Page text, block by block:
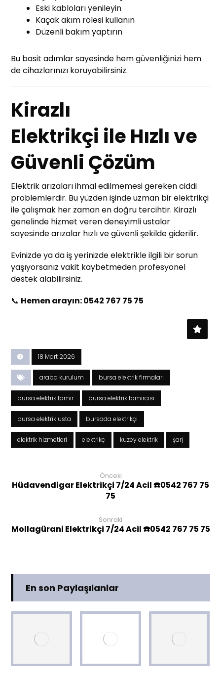
Eski kabloları yenileyin
Kaçak akım rölesi kullanın
Düzenli bakım yaptırın
Bu basit adımlar sayesinde hem güvenliğinizi hem
de cihazlarınızı koruyabilirsiniz.
Kirazlı
Elektrikçi ile Hızlı ve
Güvenli Çözüm
Elektrik arızaları ihmal edilmemesi gereken ciddi
problemlerdir. Bu yüzden işinde uzman bir elektrikçi
ile çalışmak her zaman en doğru tercihtir. Kirazlı
genelinde hizmet veren deneyimli ustalar
sayesinde arızalar hızlı ve güvenli şekilde giderilir.
Evinizde ya da iş yerinizde elektrikle ilgili bir sorun
yaşıyorsanız vakit kaybetmeden profesyonel
destek alabilirsiniz.
📞 Hemen arayın: 0542 767 75 75
18 Mart 2026
araba kurulum bursa elektrik firmaları
bursa elektrik tamir bursa elektrik tamircisi
bursa elektrik usta bursada elektrikçi
elektrik hizmetleri elektrikç kuzey elektrik şarj
Önceki
Hüdavendigar Elektrikçi 7/24 Acil ☎️0542 767 75
75
Sonraki
Mollagürani Elektrikçi 7/24 Acil ☎️0542 767 75 75
En son Paylaşılanlar